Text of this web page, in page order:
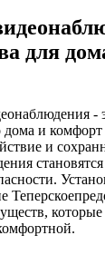
для
-
дома и
и